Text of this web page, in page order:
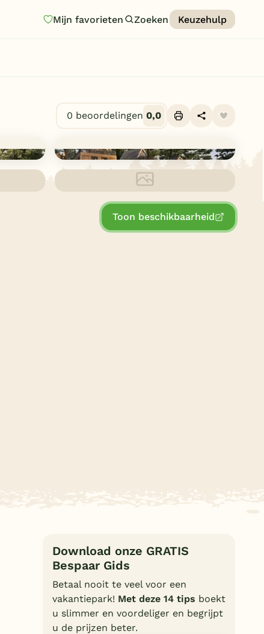
Mijn favorieten Zoeken Keuzehulp
Nazomeren
Vakantiehuizen
Vakantiepark keuzehulp
Onze vakantiegidsen
Duitsland
0 beoordelingen 0,0
Toon beschikbaarheid
Download onze GRATIS
Bespaar Gids
Betaal nooit te veel voor een
vakantiepark! Met deze 14 tips boekt
u slimmer en voordeliger en begrijpt
u de prijzen beter.